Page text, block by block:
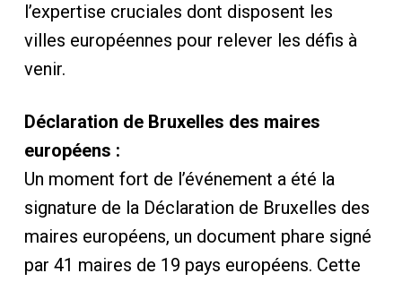
l’expertise cruciales dont disposent les
villes européennes pour relever les défis à
venir.
Déclaration de Bruxelles des maires
européens :
Un moment fort de l’événement a été la
signature de la Déclaration de Bruxelles des
maires européens, un document phare signé
par 41 maires de 19 pays européens. Cette